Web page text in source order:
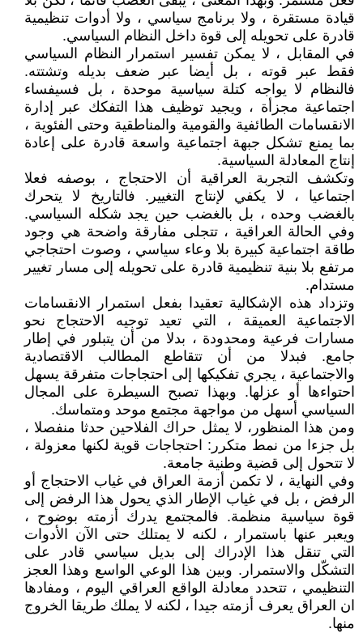
قيادة مستقرة ، ولا برنامج سياسي ، ولا أدوات تنظيمية
قادرة على تحويله إلى قوة داخل النظام السياسي.
في المقابل ، لا يمكن تفسير استمرار النظام السياسي
فقط عبر قوته ، بل أيضا عبر ضعف بديله وتشتته.
فالنظام لا يواجه كتلة سياسية موحدة ، بل فسيفساء
اجتماعية مجزأة ، ويجيد توظيف هذا التفكك عبر إدارة
الانقسامات الطائفية والقومية والمناطقية وحتى الفئوية ،
بما يمنع تشكل جبهة اجتماعية واسعة قادرة على إعادة
إنتاج المعادلة السياسية.
وتكشف التجربة العراقية أن الاحتجاج ، بوصفه فعلا
اجتماعيا ، لا يكفي لإنتاج التغيير. فالتاريخ لا يتحرك
بالغضب وحده ، بل بالغضب حين يجد شكله السياسي.
وفي الحالة العراقية ، تتجلى مفارقة واضحة هي وجود
طاقة اجتماعية كبيرة بلا وعاء سياسي ، وصوت احتجاجي
مرتفع بلا بنية تنظيمية قادرة على تحويله إلى مسار تغيير
مستدام.
وتزداد هذه الإشكالية تعقيدا بفعل استمرار الانقسامات
الاجتماعية العميقة ، التي تعيد توجيه الاحتجاج نحو
مسارات فرعية ومحدودة ، بدلا من أن يتبلور في إطار
جامع. فبدلا من أن تتقاطع المطالب الاقتصادية
والاجتماعية ، يجري تفكيكها إلى احتجاجات متفرقة يسهل
احتواءها أو عزلها. وبهذا تصبح السيطرة على المجال
السياسي أسهل من مواجهة مجتمع موحد ومتماسك.
ومن هذا المنظور، لا يمثل حراك الفلاحين حدثا منفصلا ،
بل جزءا من نمط متكرر: احتجاجات قوية لكنها معزولة ،
لا تتحول إلى قضية وطنية جامعة.
وفي النهاية ، لا تكمن أزمة العراق في غياب الاحتجاج أو
الرفض ، بل في غياب الإطار الذي يحول هذا الرفض إلى
قوة سياسية منظمة. فالمجتمع يدرك أزمته بوضوح ،
ويعبر عنها باستمرار ، لكنه لا يمتلك حتى الآن الأدوات
التي تنقل هذا الإدراك إلى بديل سياسي قادر على
التشكّل والاستمرار. وبين هذا الوعي الواسع وهذا العجز
التنظيمي ، تتحدد معادلة الواقع العراقي اليوم ، ومفادها
ان العراق يعرف أزمته جيدا ، لكنه لا يملك طريقا الخروج
منها.